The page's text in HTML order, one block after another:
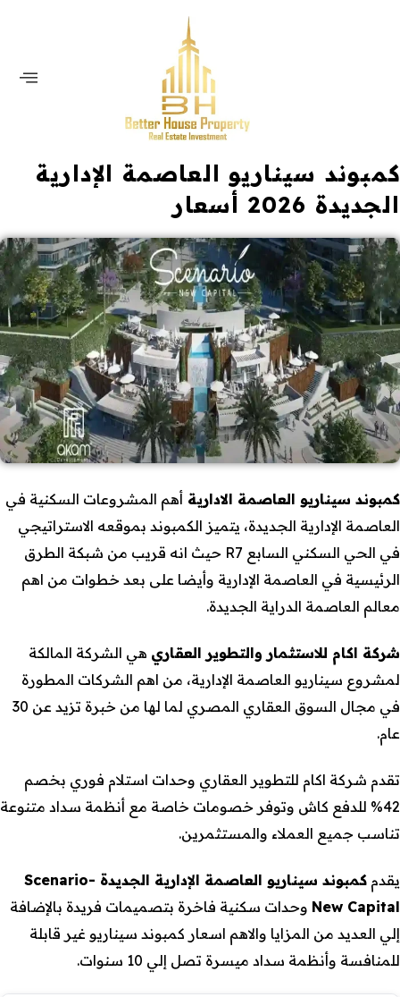
كمبوند سيناريو العاصمة الإدارية
الجديدة 2026 أسعار
كمبوند سيناريو العاصمة الادارية أهم المشروعات السكنية في
العاصمة الإدارية الجديدة، يتميز الكمبوند بموقعه الاستراتيجي
في الحي السكني السابع R7 حيث انه قريب من شبكة الطرق
الرئيسية في العاصمة الإدارية وأيضا على بعد خطوات من اهم
معالم العاصمة الدراية الجديدة.
شركة اكام للاستثمار والتطوير العقاري هي الشركة المالكة
لمشروع سيناريو العاصمة الإدارية، من اهم الشركات المطورة
في مجال السوق العقاري المصري لما لها من خبرة تزيد عن 30
عام.
تقدم شركة اكام للتطوير العقاري وحدات استلام فوري بخصم
42% للدفع كاش وتوفر خصومات خاصة مع أنظمة سداد متنوعة
تناسب جميع العملاء والمستثمرين.
يقدم
كمبوند سيناريو العاصمة الإدارية الجديدة -Scenario
New Capital وحدات سكنية فاخرة بتصميمات فريدة بالإضافة
إلي العديد من المزايا والاهم اسعار كمبوند سيناريو غير قابلة
للمنافسة وأنظمة سداد ميسرة تصل إلي 10 سنوات.